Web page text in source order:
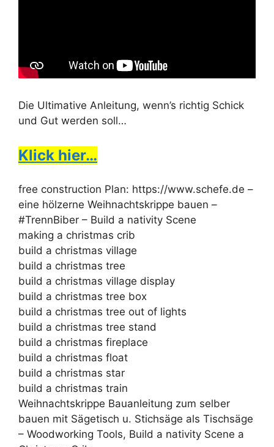
Die Ultimative Anleitung, wenn’s richtig Schick
und Gut werden soll…
Klick hier…
free construction Plan: https://www.schefe.de –
eine hölzerne Weihnachtskrippe bauen –
#TrennBiber – Build a nativity Scene
making a christmas crib
build a christmas village
build a christmas tree
build a christmas village display
build a christmas tree box
build a christmas tree out of lights
build a christmas tree stand
build a christmas fireplace
build a christmas float
build a christmas star
build a christmas train
Weihnachtskrippe Bauanleitung zum selber
bauen mit Sägetisch u. Stichsäge als Tischsäge
– Woodworking Tools, Build a nativity Scene a